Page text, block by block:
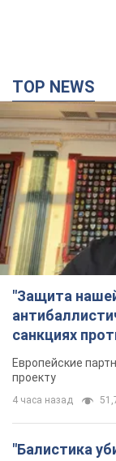
TOP NEWS
"Защита
санкциях
Видео
Европейские
проекту
4 часа назад
"Балистика